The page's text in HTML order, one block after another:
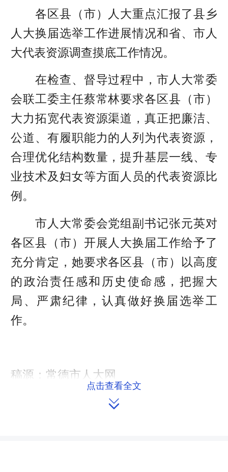
各区县（市）人大重点汇报了县乡
人大换届选举工作进展情况和省、市人
大代表资源调查摸底工作情况。
在检查、督导过程中，市人大常委
会联工委主任蔡常林要求各区县（市）
大力拓宽代表资源渠道，真正把廉洁、
公道、有履职能力的人列为代表资源，
合理优化结构数量，提升基层一线、专
业技术及妇女等方面人员的代表资源比
例。
市人大常委会党组副书记张元英对
各区县（市）开展人大换届工作给予了
充分肯定，她要求各区县（市）以高度
的政治责任感和历史使命感，把握大
局、严肃纪律，认真做好换届选举工
作。
稿源：常德市人大网
责任编辑：刘舒尹
点击查看全文
